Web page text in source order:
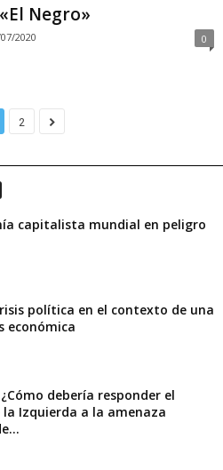
Negro»
2020 0
2
capitalista mundial en peligro
política en el contexto de una
económica
debería responder el
Izquierda a la amenaza